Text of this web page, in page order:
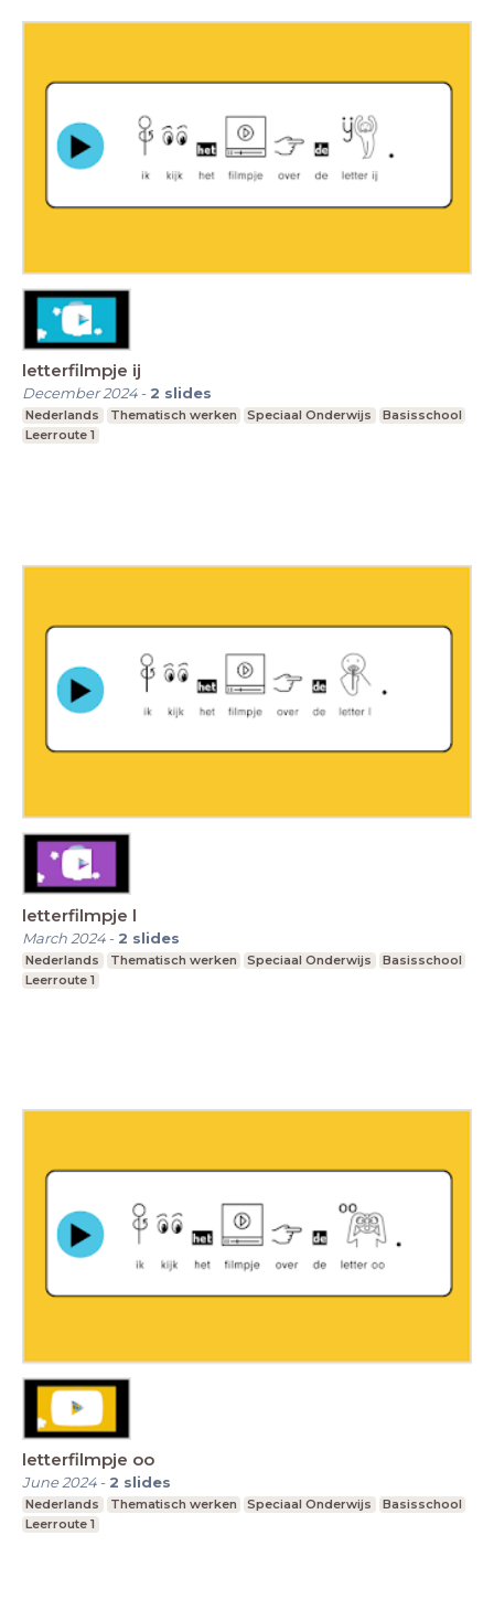
letterfilmpje ij
December 2024- 2 slides
Nederlands Thematisch werken Speciaal Onderwijs
Basisschool
Leerroute 1
letterfilmpje l
March 2024- 2 slides
Nederlands Thematisch werken Speciaal Onderwijs
Basisschool
Leerroute 1
letterfilmpje oo
June 2024- 2 slides
Nederlands Thematisch werken Speciaal Onderwijs
Basisschool
Leerroute 1